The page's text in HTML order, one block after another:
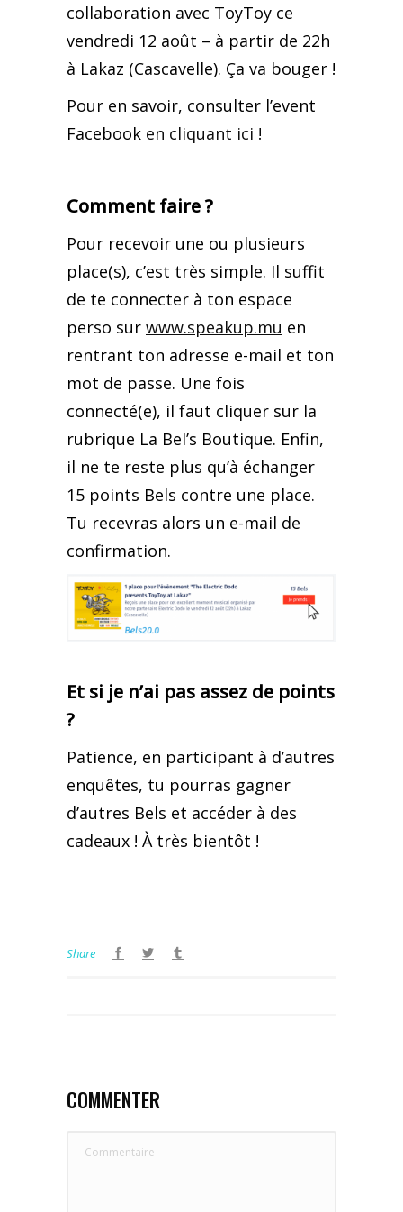
collaboration avec ToyToy ce
vendredi 12 août – à partir de 22h
à Lakaz (Cascavelle). Ça va bouger !
Pour en savoir, consulter l’event
Facebook en cliquant ici !
Comment faire ?
Pour recevoir une ou plusieurs
place(s), c’est très simple. Il suffit
de te connecter à ton espace
perso sur www.speakup.mu en
rentrant ton adresse e-mail et ton
mot de passe. Une fois
connecté(e), il faut cliquer sur la
rubrique La Bel’s Boutique. Enfin,
il ne te reste plus qu’à échanger
15 points Bels contre une place.
Tu recevras alors un e-mail de
confirmation.
Et si je n’ai pas assez de points
?
Patience, en participant à d’autres
enquêtes, tu pourras gagner
d’autres Bels et accéder à des
cadeaux ! À très bientôt !
Share
COMMENTER